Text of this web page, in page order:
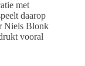
met
daarop
Niels Blonk
vooral